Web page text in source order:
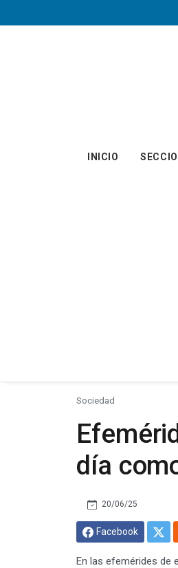
INICIO
Sociedad
día
20/06/25
Facebook
En las efemérides de